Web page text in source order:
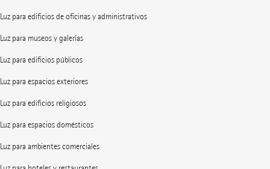
Luz para edificios de oficinas y administrativos
Luz para museos y galerías
Luz para edificios públicos
Luz para espacios exteriores
Luz para edificios religiosos
Luz para espacios domésticos
Luz para ambientes comerciales